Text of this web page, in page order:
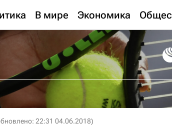
В мире Экономика
22:31 04.06.2018)